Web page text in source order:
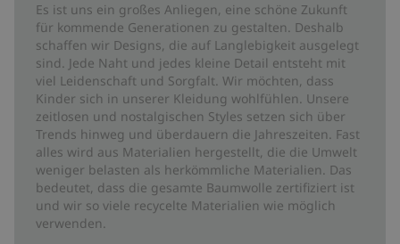
Es ist uns ein großes Anliegen, eine schöne Zukunft
für kommende Generationen zu gestalten. Deshalb
schaffen wir Designs, die auf Langlebigkeit ausgelegt
sind. Jede Naht und jedes kleine Detail entsteht mit
viel Leidenschaft und Sorgfalt. Wir möchten, dass
Kinder sich in unserer Kleidung wohlfühlen. Unsere
zeitlosen und nostalgischen Styles setzen sich über
Trends hinweg und überdauern die Jahreszeiten. Fast
alles wird aus Materialien hergestellt, die die Umwelt
weniger belasten als herkömmliche Materialien. Das
bedeutet, dass die gesamte Baumwolle zertifiziert ist
und wir so viele recycelte Materialien wie möglich
verwenden.